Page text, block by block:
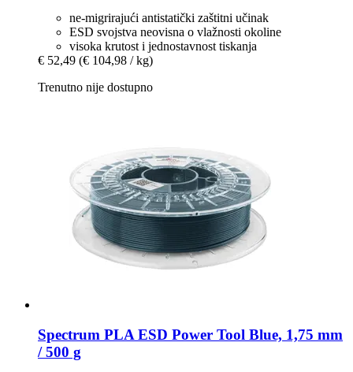
ne-migrirajući antistatički zaštitni učinak
ESD svojstva neovisna o vlažnosti okoline
visoka krutost i jednostavnost tiskanja
€ 52,49 (€ 104,98 / kg)
Trenutno nije dostupno
Spectrum PLA ESD Power Tool Blue, 1,75 mm
/ 500 g